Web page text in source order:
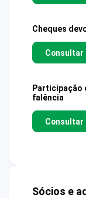
Cheques
Consultar
Participação
falência
Consultar
Sócios e